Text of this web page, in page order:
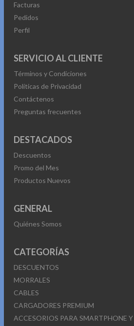
Facturas
Pedidos
Perfil
SERVICIO AL CLIENTE
Términos y Condiciones
Políticas de Privacidad
Contáctenos
Preguntas frecuentes
DESTACADOS
Descuentos
Promo del Mes
Productos Nuevos
GENERAL
Quiénes Somos
CATEGORÍAS
DESCUENTOS
MORRALES
CABLES
CARGADORES PREMIUM
ACCESORIOS PARA SMARTPHONE